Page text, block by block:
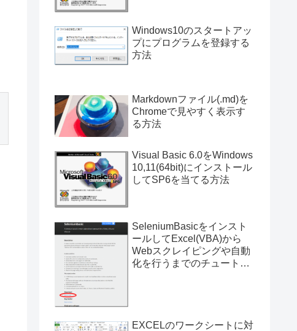
Windows10のスタートアッ
プにプログラムを登録する
方法
Markdownファイル(.md)を
Chromeで見やすく表示す
る方法
Visual Basic 6.0をWindows
10,11(64bit)にインストール
してSP6を当てる方法
SeleniumBasicをインスト
ールしてExcel(VBA)から
Webスクレイピングや自動
化を行うまでのチュートリ
EXCELのワークシートに対